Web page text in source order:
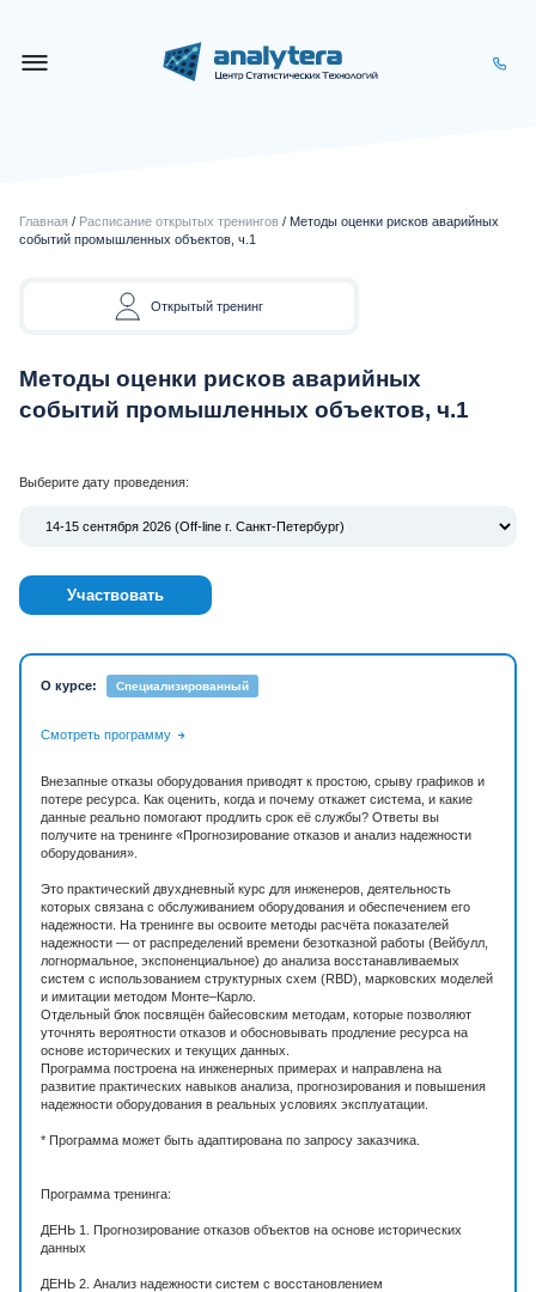
Главная / Расписание открытых тренингов / Методы оценки рисков аварийных
событий промышленных объектов, ч.1
Открытый тренинг
Методы оценки рисков аварийных
событий промышленных объектов, ч.1
Выберите дату проведения:
Участвовать
О курсе: Специализированный
Смотреть программу
Внезапные отказы оборудования приводят к простою, срыву графиков и
потере ресурса. Как оценить, когда и почему откажет система, и какие
данные реально помогают продлить срок её службы? Ответы вы
получите на тренинге «Прогнозирование отказов и анализ надежности
оборудования».
Это практический двухдневный курс для инженеров, деятельность
которых связана с обслуживанием оборудования и обеспечением его
надежности. На тренинге вы освоите методы расчёта показателей
надежности — от распределений времени безотказной работы (Вейбулл,
логнормальное, экспоненциальное) до анализа восстанавливаемых
систем с использованием структурных схем (RBD), марковских моделей
и имитации методом Монте–Карло.
Отдельный блок посвящён байесовским методам, которые позволяют
уточнять вероятности отказов и обосновывать продление ресурса на
основе исторических и текущих данных.
Программа построена на инженерных примерах и направлена на
развитие практических навыков анализа, прогнозирования и повышения
надежности оборудования в реальных условиях эксплуатации.
* Программа может быть адаптирована по запросу заказчика.
Программа тренинга:
ДЕНЬ 1. Прогнозирование отказов объектов на основе исторических
данных
ДЕНЬ 2. Анализ надежности систем с восстановлением